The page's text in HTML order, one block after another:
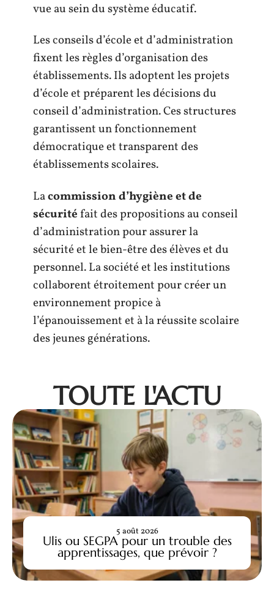
vue au sein du système éducatif.
Les conseils d’école et d’administration
fixent les règles d’organisation des
établissements. Ils adoptent les projets
d’école et préparent les décisions du
conseil d’administration. Ces structures
garantissent un fonctionnement
démocratique et transparent des
établissements scolaires.
Lacommission d’hygiène et de
sécuritéfait des propositions au conseil
d’administration pour assurer la
sécurité et le bien-être des élèves et du
personnel. La société et les institutions
collaborent étroitement pour créer un
environnement propice à
l’épanouissement et à la réussite scolaire
des jeunes générations.
TOUTE L'ACTU
Ulis ou SEGPA pour un trouble des
apprentissages, que prévoir ?
5 août 2026